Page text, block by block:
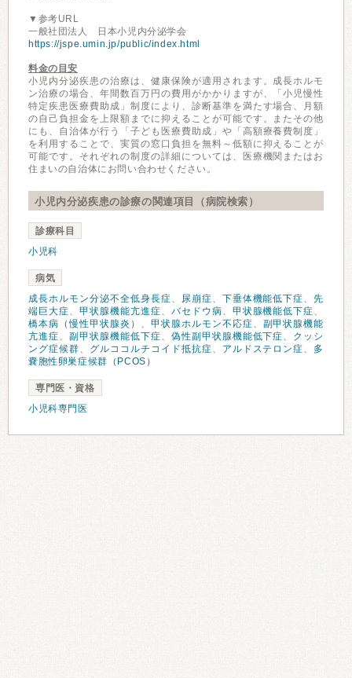
▼参考URL
一般社団法人 日本小児内分泌学会
https://jspe.umin.jp/public/index.html
料金の目安
小児内分泌疾患の治療は、健康保険が適用されます。成長ホルモ
ン治療の場合、年間数百万円の費用がかかりますが、「小児慢性
特定疾患医療費助成」制度により、診断基準を満たす場合、月額
の自己負担金を上限額までに抑えることが可能です。またその他
にも、自治体が行う「子ども医療費助成」や「高額療養費制度」
を利用することで、実質の窓口負担を無料～低額に抑えることが
可能です。それぞれの制度の詳細については、医療機関またはお
住まいの自治体にお問い合わせください。
小児内分泌疾患の診療の関連項目（病院検索）
診療科目
小児科
病気
成長ホルモン分泌不全低身長症、 尿崩症、 下垂体機能低下症、先
端巨大症、 甲状腺機能亢進症、 バセドウ病、 甲状腺機能低下症、
橋本病（慢性甲状腺炎） 、 甲状腺ホルモン不応症、 副甲状腺機能
亢進症、 副甲状腺機能低下症、 偽性副甲状腺機能低下症、 クッシ
ング症候群、 グルココルチコイド抵抗症、 アルドステロン症、 多
嚢胞性卵巣症候群（PCOS）
専門医・資格
小児科専門医